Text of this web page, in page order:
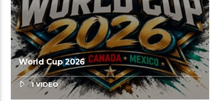
World Cup 2026
1 VIDEO